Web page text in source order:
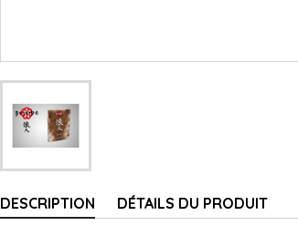
DESCRIPTION DÉTAILS DU PRODUIT